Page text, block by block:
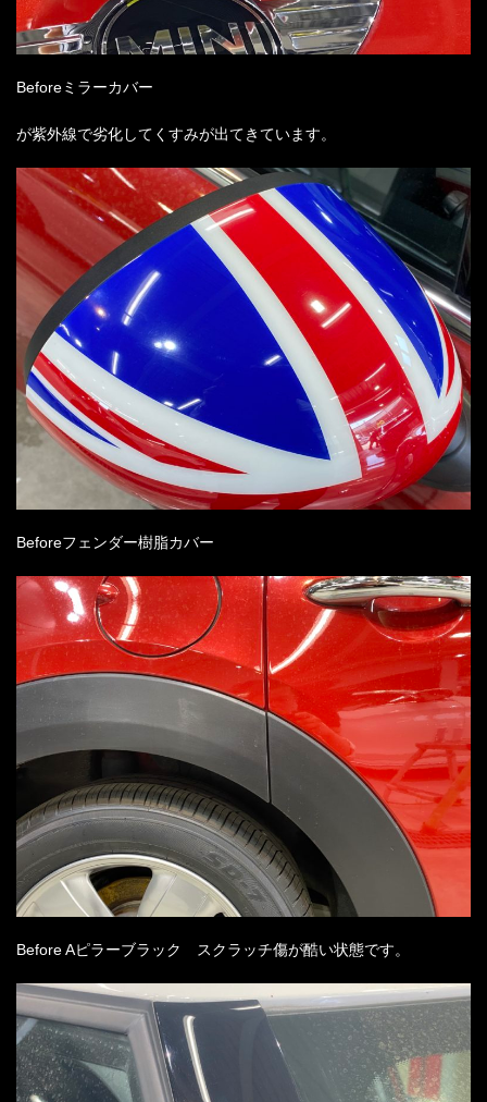
Beforeミラーカバー
が紫外線で劣化してくすみが出てきています。
Beforeフェンダー樹脂カバー
Before Aピラーブラック スクラッチ傷が酷い状態です。